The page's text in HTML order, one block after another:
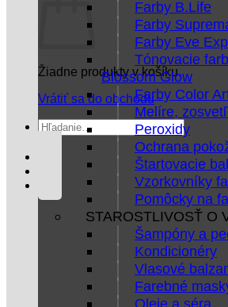
Žiadne produkty v košíku.
Vrátiť sa do obchodu
Hľadať:
Farby B.Life
Farby
Farby Eve
Tónovacie
Blossom Glow
Farby Color
Melíre,
Peroxidy
Ochrana
Štartovacie
Vzorkovníky
Pomôcky na
STAROSTLIVOSŤ O
Šampóny a
Kondicionéry
Vlasové
Farebné
Oleje a séra